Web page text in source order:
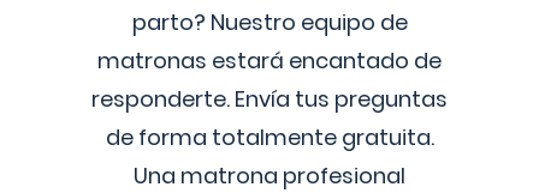
parto? Nuestro equipo de
matronas estará encantado de
responderte. Envía tus preguntas
de forma totalmente gratuita.
Una matrona profesional